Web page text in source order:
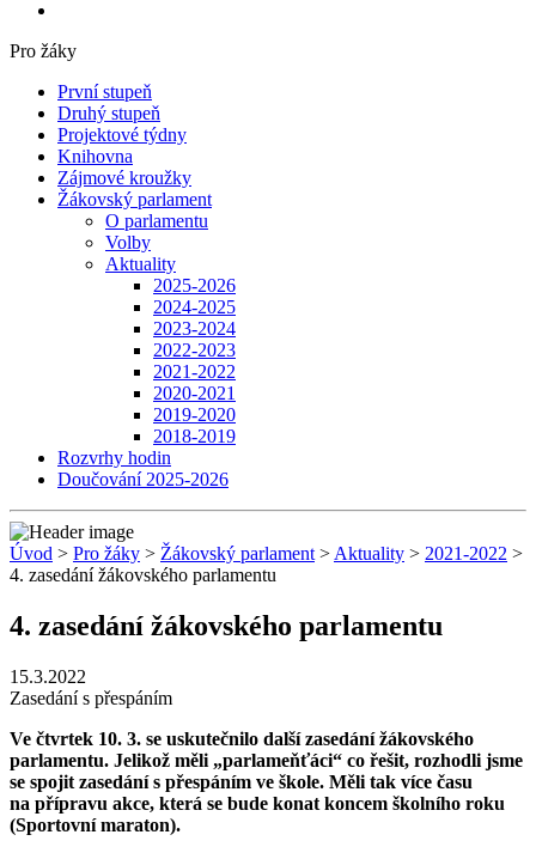
Pro žáky
První stupeň
Druhý stupeň
Projektové týdny
Knihovna
Zájmové kroužky
Žákovský parlament
O parlamentu
Volby
Aktuality
2025-2026
2024-2025
2023-2024
2022-2023
2021-2022
2020-2021
2019-2020
2018-2019
Rozvrhy hodin
Doučování 2025-2026
Úvod > Pro žáky > Žákovský parlament > Aktuality > 2021-2022 >
4. zasedání žákovského parlamentu
4. zasedání žákovského parlamentu
15.3.2022
Zasedání s přespáním
Ve čtvrtek 10. 3. se uskutečnilo další zasedání žákovského
parlamentu. Jelikož měli „parlameňťáci“ co řešit, rozhodli jsme
se spojit zasedání s přespáním ve škole. Měli tak více času
na přípravu akce, která se bude konat koncem školního roku
(Sportovní maraton).